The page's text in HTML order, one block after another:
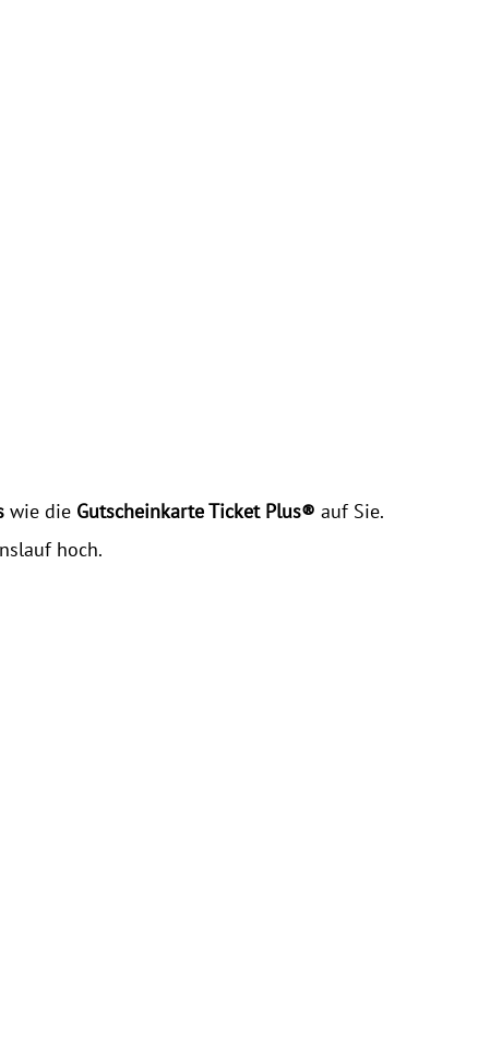
wie die Gutscheinkarte Ticket Plus® auf Sie.
hoch.